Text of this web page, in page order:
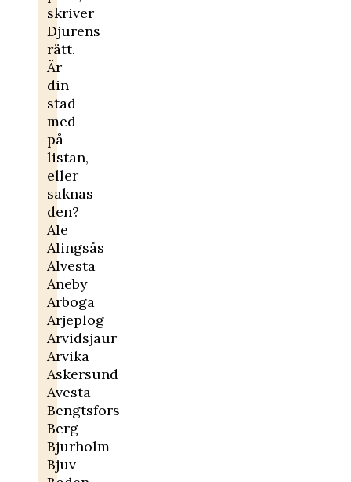
skriver
Djurens
rätt.
Är
din
stad
med
på
listan,
eller
saknas
den?
Ale
Alingsås
Alvesta
Aneby
Arboga
Arjeplog
Arvidsjaur
Arvika
Askersund
Avesta
Bengtsfors
Berg
Bjurholm
Bjuv